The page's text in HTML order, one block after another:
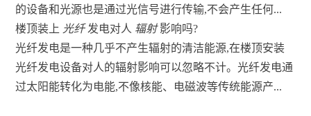
的设备和光源也是通过光信号进行传输,不会产生任何...
楼顶装上 光纤 发电对人 辐射影响吗?
光纤发电是一种几乎不产生辐射的清洁能源,在楼顶安装
光纤发电设备对人的辐射影响可以忽略不计。光纤发电通
过太阳能转化为电能,不像核能、电磁波等传统能源产...